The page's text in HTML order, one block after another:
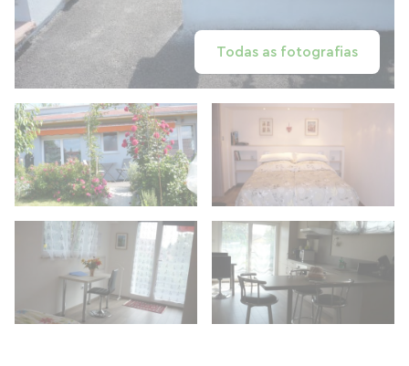
Todas as fotografias